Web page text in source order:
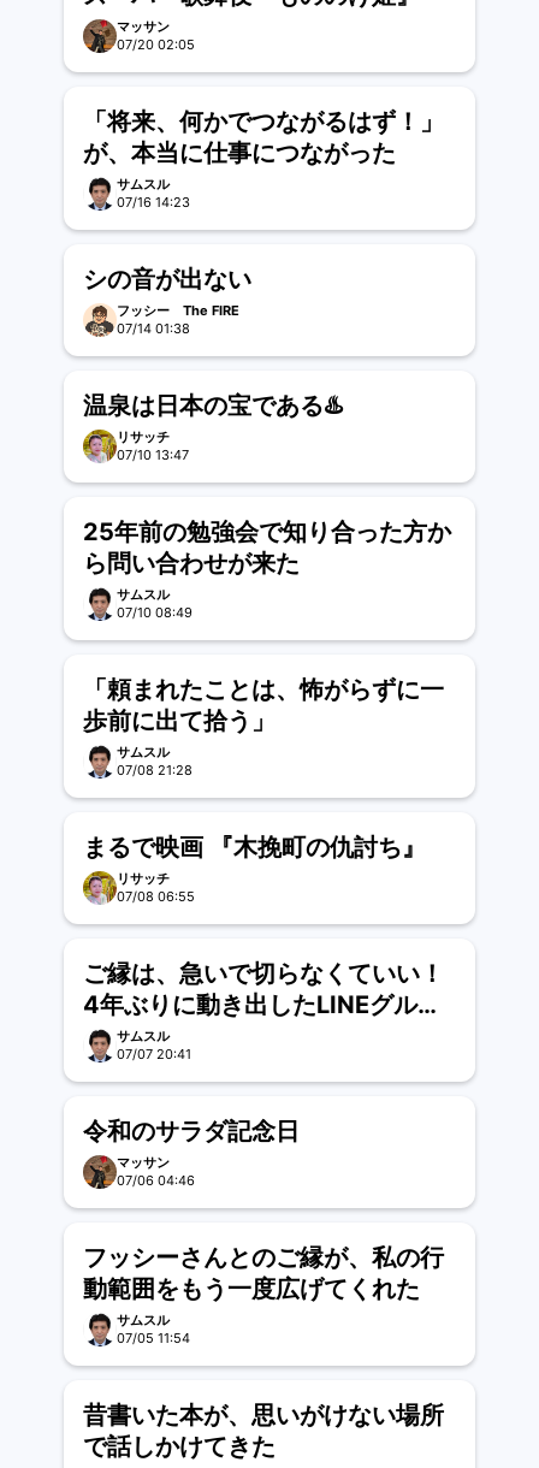
マッサン
07/20 02:05
「将来、何かでつながるはず！」
が、本当に仕事につながった
サムスル
07/16 14:23
シの音が出ない
フッシー The FIRE
07/14 01:38
温泉は日本の宝である♨️
リサッチ
07/10 13:47
25年前の勉強会で知り合った方か
ら問い合わせが来た
サムスル
07/10 08:49
「頼まれたことは、怖がらずに一
歩前に出て拾う」
サムスル
07/08 21:28
まるで映画 『木挽町の仇討ち』
リサッチ
07/08 06:55
ご縁は、急いで切らなくていい！
4年ぶりに動き出したLINEグルー
プ サムスル
07/07 20:41
令和のサラダ記念日
マッサン
07/06 04:46
フッシーさんとのご縁が、私の行
動範囲をもう一度広げてくれた
サムスル
07/05 11:54
昔書いた本が、思いがけない場所
で話しかけてきた